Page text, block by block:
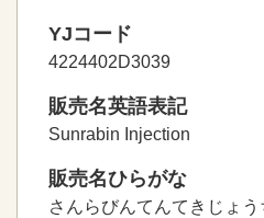
YJコード
4224402D3039
販売名英語表記
Sunrabin Injection
販売名ひらがな
さんらびんてんてきじょ